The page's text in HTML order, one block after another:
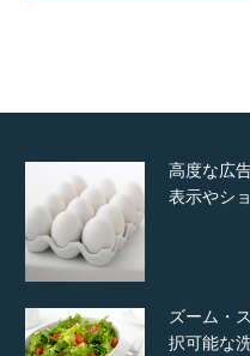
高度な広
表示やシ
ズーム・
択可能な